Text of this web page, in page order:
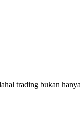
trading bukan